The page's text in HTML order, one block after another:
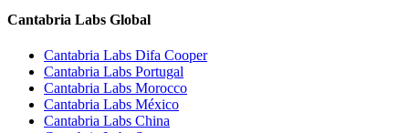
Cantabria Labs Global
Cantabria Labs Difa Cooper
Cantabria Labs Portugal
Cantabria Labs Morocco
Cantabria Labs México
Cantabria Labs China